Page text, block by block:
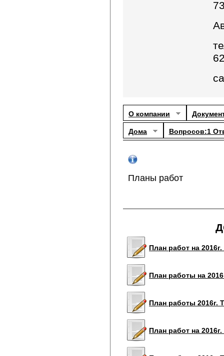
О компании
Дома Вопросов:1
Планы работ
План работ на
План работы на
План работы 2016г.
План работ на